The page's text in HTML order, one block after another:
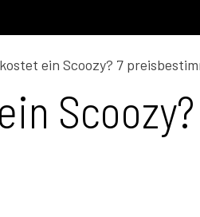
ein Scoozy? 7